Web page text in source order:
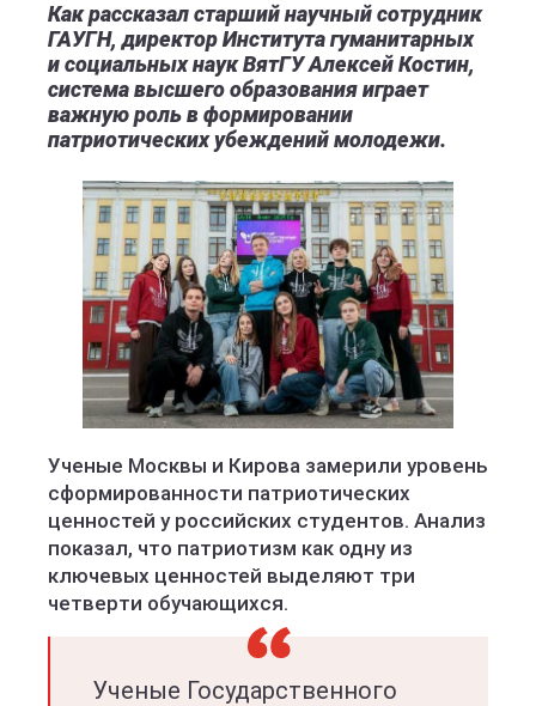
Как рассказал старший научный сотрудник
ГАУГН, директор Института гуманитарных
и социальных наук ВятГУ Алексей Костин,
система высшего образования играет
важную роль в формировании
патриотических убеждений молодежи.
Ученые Москвы и Кирова замерили уровень
сформированности патриотических
ценностей у российских студентов. Анализ
показал, что патриотизм как одну из
ключевых ценностей выделяют три
четверти обучающихся.
Ученые Государственного